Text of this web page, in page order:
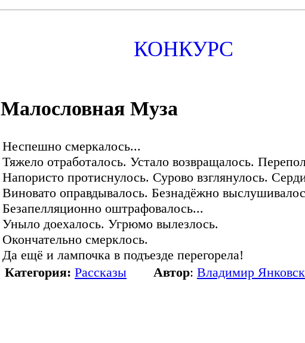
КОНКУРС
Малословная Муза
Неспешно смеркалось...
Тяжело отработалось. Устало возвращалось.
Напористо протиснулось. Сурово взглянулось.
Виновато оправдывалось. Безнадёжно
Безапелляционно оштрафовалось...
Уныло доехалось. Угрюмо вылезлось.
Окончательно смерклось.
Да ещё и лампочка в подъезде перегорела!
Категория: Рассказы Автор: Владимир